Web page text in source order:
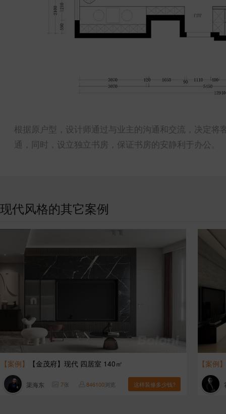
根据原户型，设计师通过与业主的沟通和交流，决定
通，同时，设立独立书房，保证书房的安静利于办公。
现代风格的其它案例
【案例】 【金茂府】现代 四居室 140㎡
渠海东 7张 846100浏览 这样装修多少钱?
【案例】